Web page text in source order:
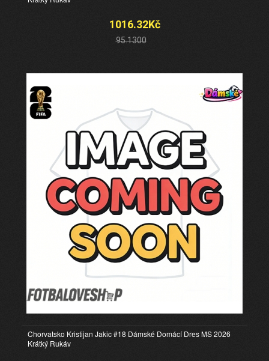
1016.32Kč
95.1300
Chorvatsko Kristijan Jakic #18 Dámské Domácí Dres MS 2026
Krátký Rukáv